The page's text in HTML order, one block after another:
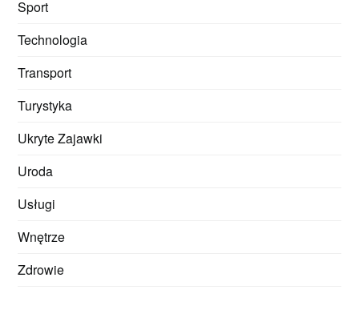
Sport
Technologia
Transport
Turystyka
Ukryte Zajawki
Uroda
Usługi
Wnętrze
Zdrowie